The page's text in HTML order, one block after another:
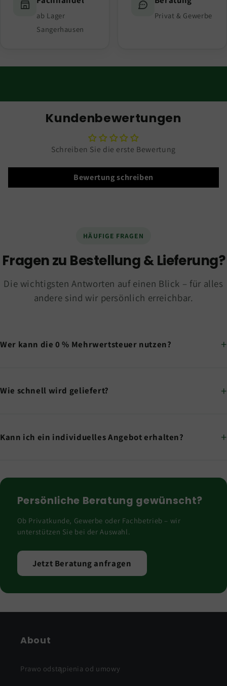
ab Lager
Sangerhausen
Privat & Gewerbe
Kundenbewertungen
Schreiben Sie die erste Bewertung
Bewertung schreiben
HÄUFIGE FRAGEN
Fragen zu Bestellung & Lieferung?
Die wichtigsten Antworten auf einen Blick – für alles
andere sind wir persönlich erreichbar.
Wer kann die 0 % Mehrwertsteuer nutzen?
Wie schnell wird geliefert?
Kann ich ein individuelles Angebot erhalten?
Persönliche Beratung gewünscht?
Ob Privatkunde, Gewerbe oder Fachbetrieb – wir
unterstützen Sie bei der Auswahl.
Jetzt Beratung anfragen
About
Prawo odstąpienia od umowy